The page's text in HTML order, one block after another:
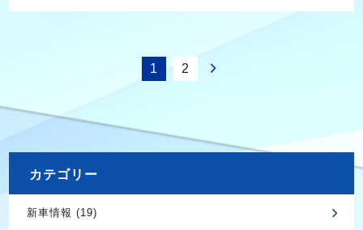
1 2
カテゴリー
新車情報 (19)